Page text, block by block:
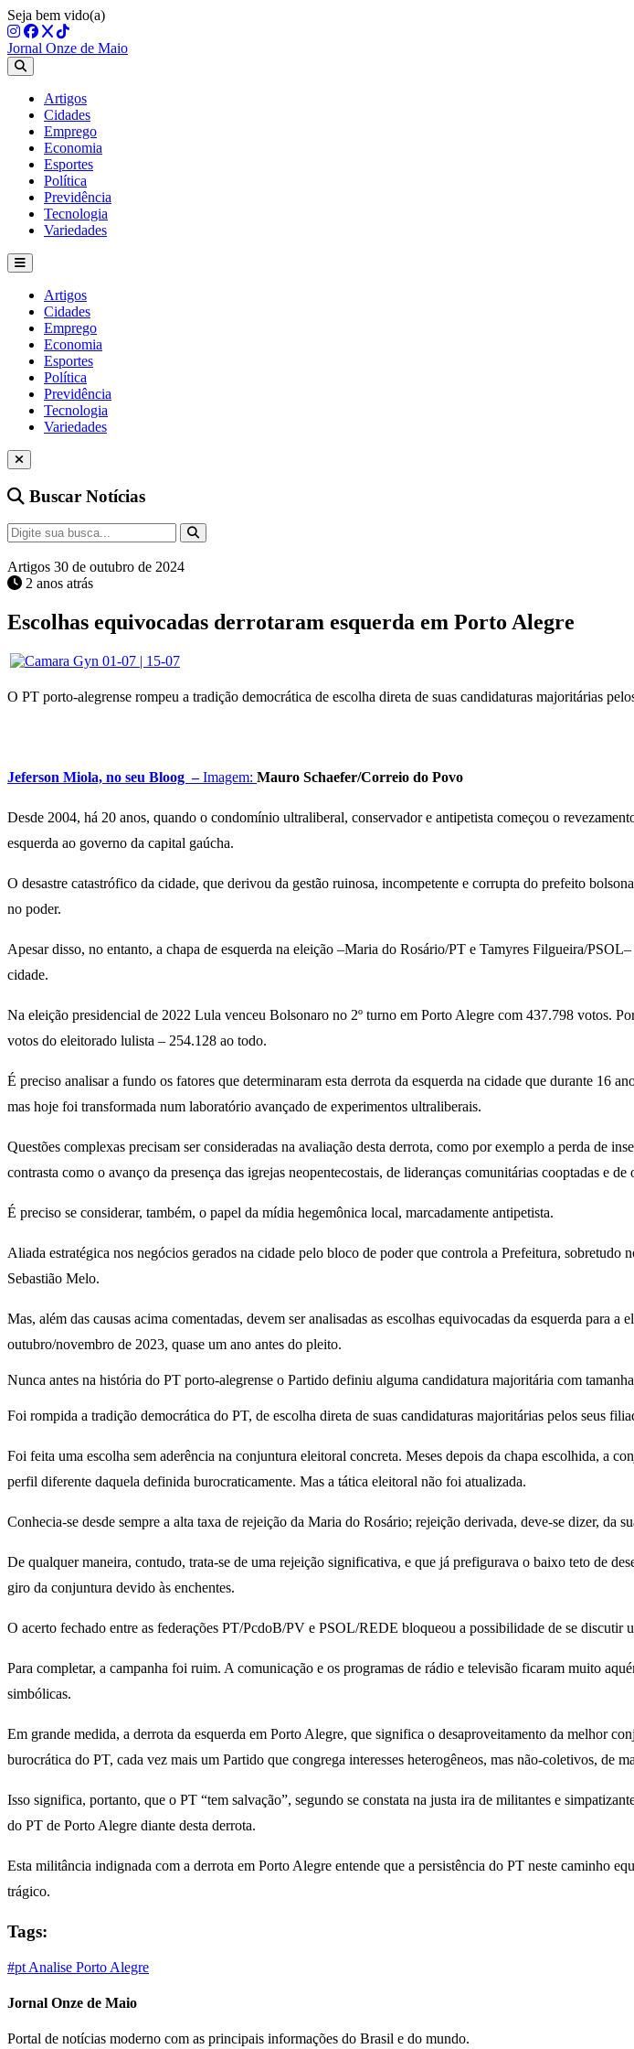
Seja bem vido(a)
Jornal Onze de Maio
Artigos
Cidades
Emprego
Economia
Esportes
Política
Previdência
Tecnologia
Variedades
Artigos
Cidades
Emprego
Economia
Esportes
Política
Previdência
Tecnologia
Variedades
Buscar Notícias
Artigos 30 de outubro de 2024
2 anos atrás
Escolhas equivocadas derrotaram esquerda em Porto Alegre
O PT porto-alegrense rompeu a tradição democrática de escolha direta de suas candidaturas majoritárias
Jeferson Miola, no seu Bloog –Imagem: Mauro Schaefer/Correio do Povo
Desde 2004, há 20 anos, quando o condomínio ultraliberal, conservador e antipetista começou o
esquerda ao governo da capital gaúcha.
O desastre catastrófico da cidade, que derivou da gestão ruinosa, incompetente e corrupta do prefeito
no poder.
Apesar disso, no entanto, a chapa de esquerda na eleição –Maria do Rosário/PT e Tamyres Filgueira/
cidade.
Na eleição presidencial de 2022 Lula venceu Bolsonaro no 2º turno em Porto Alegre com 437.798 votos.
votos do eleitorado lulista – 254.128 ao todo.
É preciso analisar a fundo os fatores que determinaram esta derrota da esquerda na cidade que durante 16
mas hoje foi transformada num laboratório avançado de experimentos ultraliberais.
Questões complexas precisam ser consideradas na avaliação desta derrota, como por exemplo a perda de
contrasta como o avanço da presença das igrejas neopentecostais, de lideranças comunitárias cooptadas e
É preciso se considerar, também, o papel da mídia hegemônica local, marcadamente antipetista.
Aliada estratégica nos negócios gerados na cidade pelo bloco de poder que controla a Prefeitura,
Sebastião Melo.
Mas, além das causas acima comentadas, devem ser analisadas as escolhas equivocadas da esquerda para
outubro/novembro de 2023, quase um ano antes do pleito.
Nunca antes na história do PT porto-alegrense o Partido definiu alguma candidatura majoritária com
Foi rompida a tradição democrática do PT, de escolha direta de suas candidaturas majoritárias pelos seus
Foi feita uma escolha sem aderência na conjuntura eleitoral concreta. Meses depois da chapa escolhida, a
perfil diferente daquela definida burocraticamente. Mas a tática eleitoral não foi atualizada.
Conhecia-se desde sempre a alta taxa de rejeição da Maria do Rosário; rejeição derivada, deve-se dizer, da
De qualquer maneira, contudo, trata-se de uma rejeição significativa, e que já prefigurava o baixo teto de
giro da conjuntura devido às enchentes.
O acerto fechado entre as federações PT/PcdoB/PV e PSOL/REDE bloqueou a possibilidade de se
Para completar, a campanha foi ruim. A comunicação e os programas de rádio e televisão ficaram muito
simbólicas.
Em grande medida, a derrota da esquerda em Porto Alegre, que significa o desaproveitamento da melhor
burocrática do PT, cada vez mais um Partido que congrega interesses heterogêneos, mas não-coletivos, de
Isso significa, portanto, que o PT “tem salvação”, segundo se constata na justa ira de militantes e
do PT de Porto Alegre diante desta derrota.
Esta militância indignada com a derrota em Porto Alegre entende que a persistência do PT neste caminho
trágico.
Tags:
#pt Analise Porto Alegre
Jornal Onze de Maio
Portal de notícias moderno com as principais informações do Brasil e do mundo.